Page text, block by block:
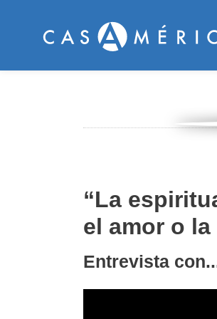
“La
el amor o
Entrevista